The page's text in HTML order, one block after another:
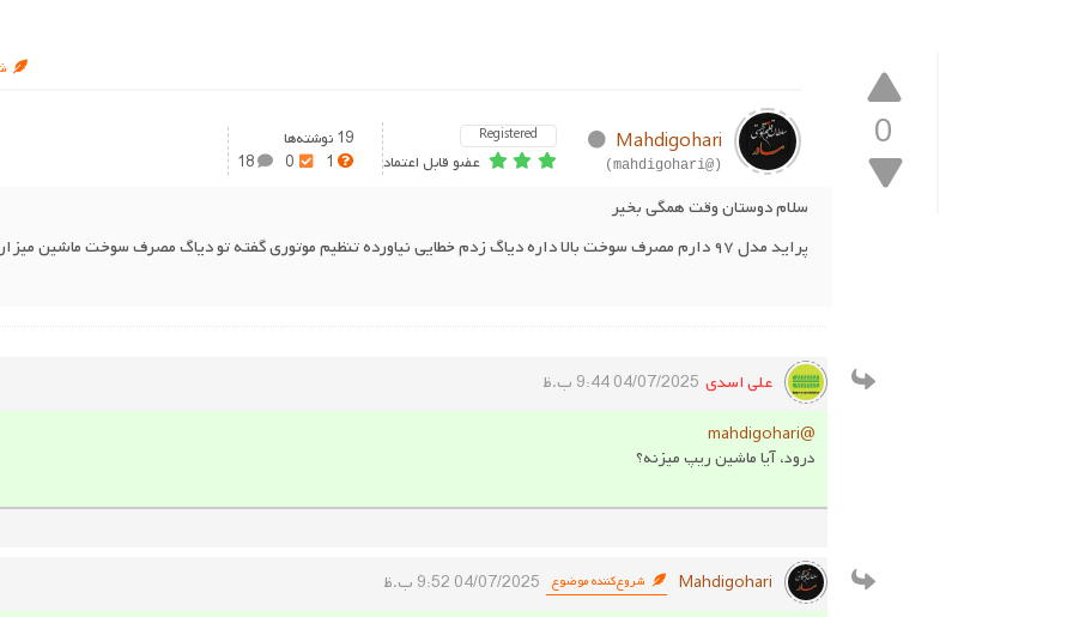
0
Mahdigohari
(@mahdigohari)
Registered
عضو قابل اعتماد
19 نوشته‌ها
1
0
18
سلام دوستان وقت همگی بخیر
پراید مدل ۹۷ دارم مصرف سوخت بالا داره دیاگ زدم خطایی نیاورده تنظیم موتوری گفته تو دیاگ مصرف سوخت ماشین میزان هست و مشکلی نداره
علی اسدی 04/07/2025 9:44 ب.ظ
@mahdigohari
درود، آیا ماشین ریپ میزنه؟
Mahdigohari شروع‌کننده موضوع 04/07/2025 9:52 ب.ظ